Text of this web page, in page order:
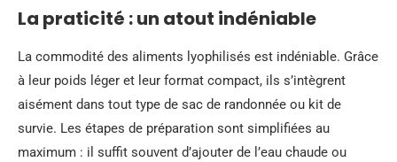
La praticité : un atout indéniable
La commodité des aliments lyophilisés est indéniable. Grâce
à leur poids léger et leur format compact, ils s’intègrent
aisément dans tout type de sac de randonnée ou kit de
survie. Les étapes de préparation sont simplifiées au
maximum : il suffit souvent d’ajouter de l’eau chaude ou